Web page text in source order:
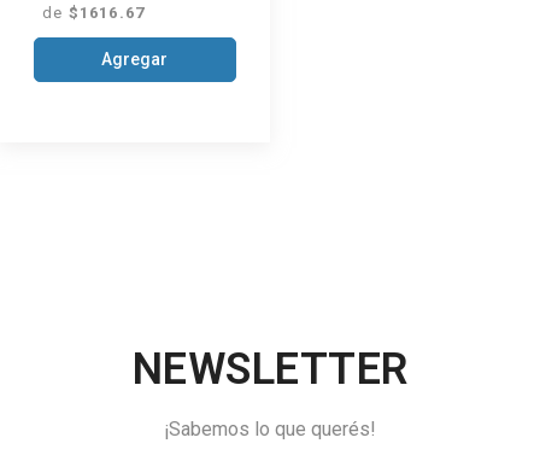
de $1616.67
Agregar
NEWSLETTER
¡Sabemos lo que querés!